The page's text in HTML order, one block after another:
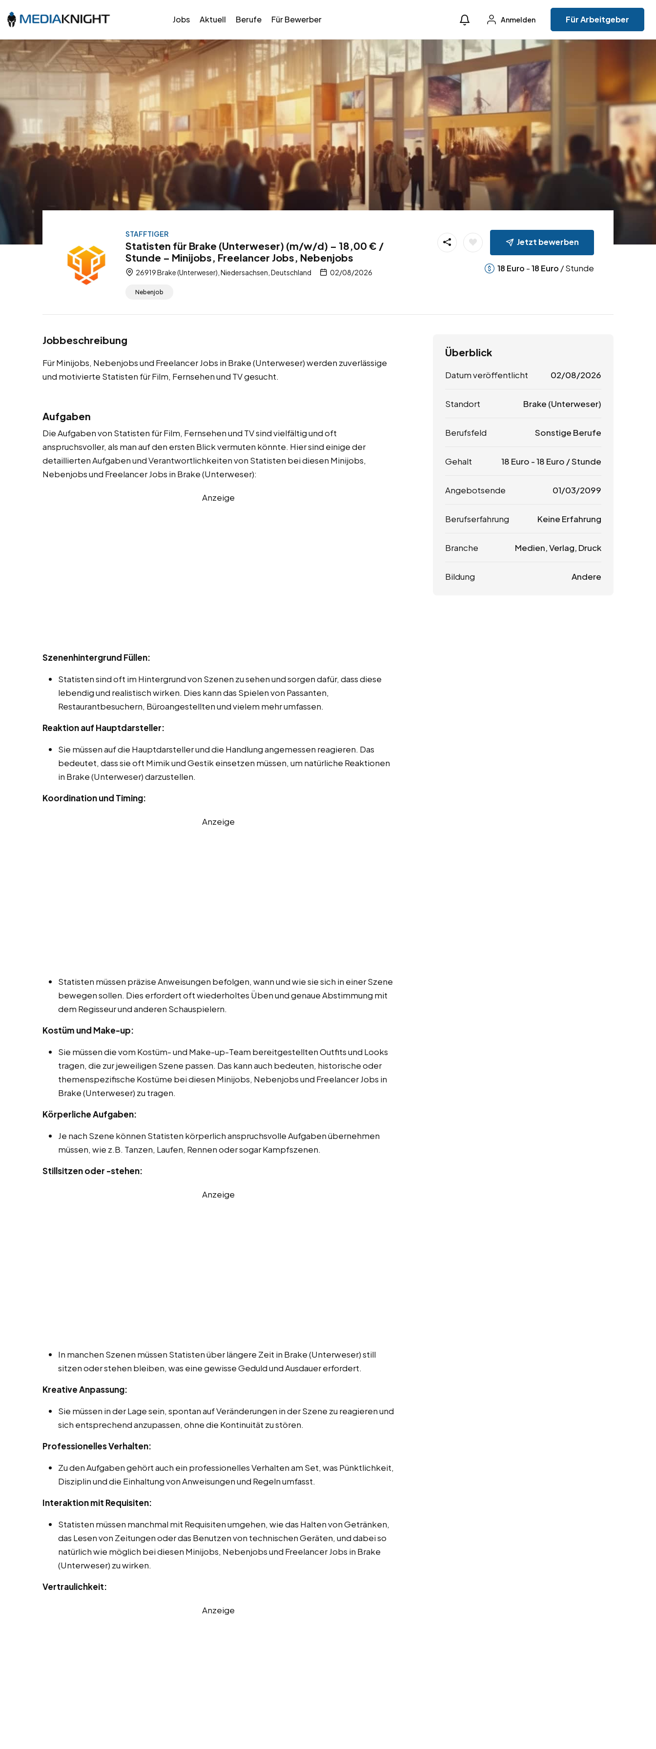
Jobs Aktuell Berufe Für Bewerber Anmelden Für Arbeitgeber
STAFFTIGER
Statisten für Brake (Unterweser) (m/w/d) – 18,00 € /
Stunde – Minijobs, Freelancer Jobs, Nebenjobs
26919 Brake (Unterweser), Niedersachsen, Deutschland 02/08/2026
Nebenjob
Jetzt bewerben
18 Euro -18 Euro / Stunde
Jobbeschreibung
Für Minijobs, Nebenjobs und Freelancer Jobs in Brake (Unterweser) werden zuverlässige
und motivierte Statisten für Film, Fernsehen und TV gesucht.
Aufgaben
Die Aufgaben von Statisten für Film, Fernsehen und TV sind vielfältig und oft
anspruchsvoller, als man auf den ersten Blick vermuten könnte. Hier sind einige der
detaillierten Aufgaben und Verantwortlichkeiten von Statisten bei diesen Minijobs,
Nebenjobs und Freelancer Jobs in Brake (Unterweser):
Anzeige
Szenenhintergrund Füllen:
Statisten sind oft im Hintergrund von Szenen zu sehen und sorgen dafür, dass diese
lebendig und realistisch wirken. Dies kann das Spielen von Passanten,
Restaurantbesuchern, Büroangestellten und vielem mehr umfassen.
Reaktion auf Hauptdarsteller:
Sie müssen auf die Hauptdarsteller und die Handlung angemessen reagieren. Das
bedeutet, dass sie oft Mimik und Gestik einsetzen müssen, um natürliche Reaktionen
in Brake (Unterweser) darzustellen.
Koordination und Timing:
Anzeige
Statisten müssen präzise Anweisungen befolgen, wann und wie sie sich in einer Szene
bewegen sollen. Dies erfordert oft wiederholtes Üben und genaue Abstimmung mit
dem Regisseur und anderen Schauspielern.
Kostüm und Make-up:
Sie müssen die vom Kostüm- und Make-up-Team bereitgestellten Outfits und Looks
tragen, die zur jeweiligen Szene passen. Das kann auch bedeuten, historische oder
themenspezifische Kostüme bei diesen Minijobs, Nebenjobs und Freelancer Jobs in
Brake (Unterweser) zu tragen.
Körperliche Aufgaben:
Je nach Szene können Statisten körperlich anspruchsvolle Aufgaben übernehmen
müssen, wie z.B. Tanzen, Laufen, Rennen oder sogar Kampfszenen.
Stillsitzen oder -stehen:
Anzeige
In manchen Szenen müssen Statisten über längere Zeit in Brake (Unterweser) still
sitzen oder stehen bleiben, was eine gewisse Geduld und Ausdauer erfordert.
Kreative Anpassung:
Sie müssen in der Lage sein, spontan auf Veränderungen in der Szene zu reagieren und
sich entsprechend anzupassen, ohne die Kontinuität zu stören.
Professionelles Verhalten:
Zu den Aufgaben gehört auch ein professionelles Verhalten am Set, was Pünktlichkeit,
Disziplin und die Einhaltung von Anweisungen und Regeln umfasst.
Interaktion mit Requisiten:
Statisten müssen manchmal mit Requisiten umgehen, wie das Halten von Getränken,
das Lesen von Zeitungen oder das Benutzen von technischen Geräten, und dabei so
natürlich wie möglich bei diesen Minijobs, Nebenjobs und Freelancer Jobs in Brake
(Unterweser) zu wirken.
Vertraulichkeit:
Anzeige
Überblick
Datum veröffentlicht 02/08/2026
Standort Brake (Unterweser)
Berufsfeld Sonstige Berufe
Gehalt 18 Euro -18 Euro / Stunde
Angebotsende 01/03/2099
Berufserfahrung Keine Erfahrung
Branche Medien, Verlag, Druck
Bildung Andere